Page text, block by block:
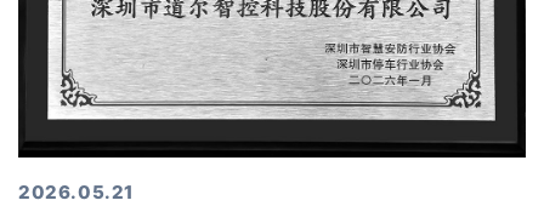
2026.05.21